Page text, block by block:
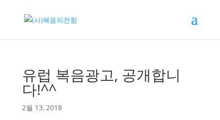
유럽 복음광고, 공개합니
다!^^
2월 13, 2018